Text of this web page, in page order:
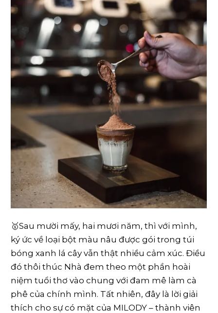
️🥇Sau mười mấy, hai mươi năm, thì với mình,
ký ức về loại bột màu nâu được gói trong túi
bóng xanh lá cây vẫn thật nhiều cảm xúc. Điều
đó thôi thúc Nhà đem theo một phần hoài
niệm tuổi thơ vào chung với đam mê làm cà
phê của chính mình. Tất nhiên, đây là lời giải
thích cho sự có mặt của MILODY – thành viên